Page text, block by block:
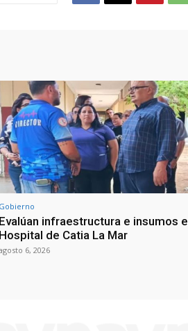
Gobierno
Evalúan infraestructura e insumos
Hospital de Catia La Mar
6, 2026